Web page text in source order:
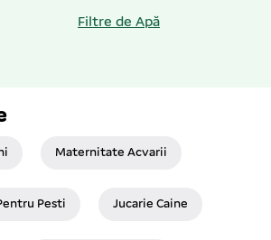
Filtre de Apă
Maternitate Acvarii
Pesti Jucarie Caine